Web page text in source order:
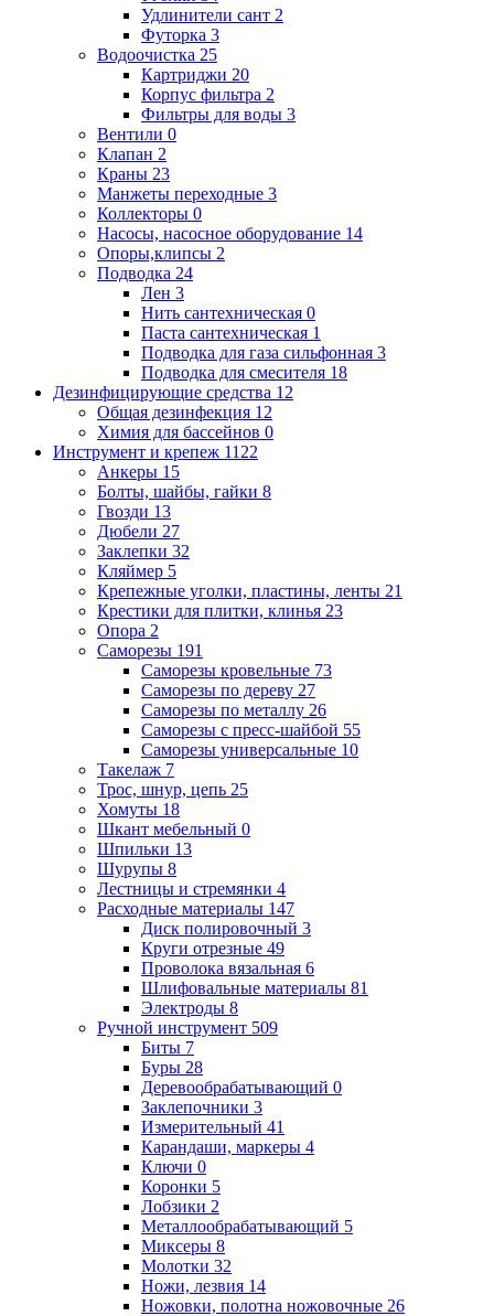
Удлинители сант 2
Футорка 3
Водоочистка 25
Картриджи 20
Корпус фильтра 2
Фильтры для воды 3
Вентили 0
Клапан 2
Краны 23
Манжеты переходные 3
Коллекторы 0
Насосы, насосное оборудование 14
Опоры,клипсы 2
Подводка 24
Лен 3
Нить сантехническая 0
Паста сантехническая 1
Подводка для газа сильфонная 3
Подводка для смесителя 18
Дезинфицирующие средства 12
Общая дезинфекция 12
Химия для бассейнов 0
Инструмент и крепеж 1122
Анкеры 15
Болты, шайбы, гайки 8
Гвозди 13
Дюбели 27
Заклепки 32
Кляймер 5
Крепежные уголки, пластины, ленты 21
Крестики для плитки, клинья 23
Опора 2
Саморезы 191
Саморезы кровельные 73
Саморезы по дереву 27
Саморезы по металлу 26
Саморезы с пресс-шайбой 55
Саморезы универсальные 10
Такелаж 7
Трос, шнур, цепь 25
Хомуты 18
Шкант мебельный 0
Шпильки 13
Шурупы 8
Лестницы и стремянки 4
Расходные материалы 147
Диск полировочный 3
Круги отрезные 49
Проволока вязальная 6
Шлифовальные материалы 81
Электроды 8
Ручной инструмент 509
Биты 7
Буры 28
Деревообрабатывающий 0
Заклепочники 3
Измерительный 41
Карандаши, маркеры 4
Ключи 0
Коронки 5
Лобзики 2
Металлообрабатывающий 5
Миксеры 8
Молотки 32
Ножи, лезвия 14
Ножовки, полотна ножовочные 26